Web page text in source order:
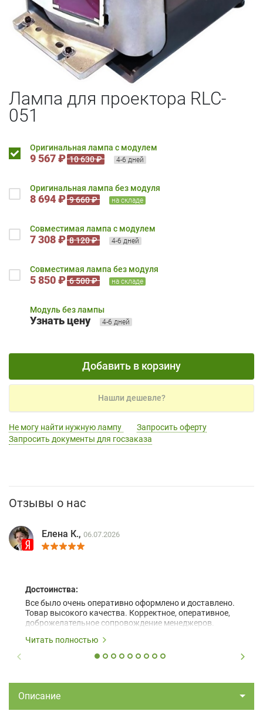
Лампа для проектора RLC-
051
Оригинальная лампа с модулем
9 567 ₽ 10 630 ₽ 4-6 дней
Оригинальная лампа без модуля
8 694 ₽ 9 660 ₽ на складе
Совместимая лампа с модулем
7 308 ₽ 8 120 ₽ 4-6 дней
Совместимая лампа без модуля
5 850 ₽ 6 500 ₽ на складе
Модуль без лампы
Узнать цену 4-6 дней
Добавить в корзину
Нашли дешевле?
Не могу найти нужную лампу
Запросить оферту
Запросить документы для госзаказа
Отзывы о нас
Елена К., 06.07.2026
Достоинства:
Все было очень оперативно оформлено и доставлено.
Товар высокого качества. Корректное, оперативное,
доброжелательное сопровождение менеджеров.
Читать полностью
Описание